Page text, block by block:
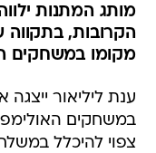
מותג המתנות
הקרובות, בתקווה
מקומו במשחקים
ענת ליליאור
צפוי להיכלל